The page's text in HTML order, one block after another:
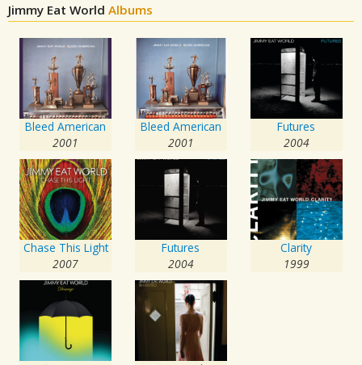
Jimmy Eat World Albums
Bleed American
2001
Bleed American
2001
Futures
2004
Chase This Light
2007
Futures
2004
Clarity
1999